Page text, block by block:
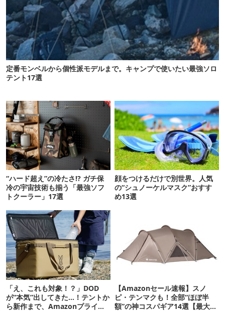
定番モンベルから個性派モデルまで。キャンプで使いたい最強ソロ
テント17選
“ハード超え”の冷たさ!? ガチ保
冷の宇宙技術も揃う「最強ソフ
トクーラー」17選
顔をつけるだけで別世界。人気
の“シュノーケルマスク”おすす
め13選
「え、これも対象！？」DOD
が“本気”出してきた…！テントか
ら新作まで、Amazonプライム
【Amazonセール速報】スノ
ピ・テンマクも！全部“ほぼ半
額”の神コスパギア14選【最大